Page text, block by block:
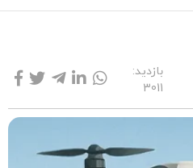
بازدید:
3011